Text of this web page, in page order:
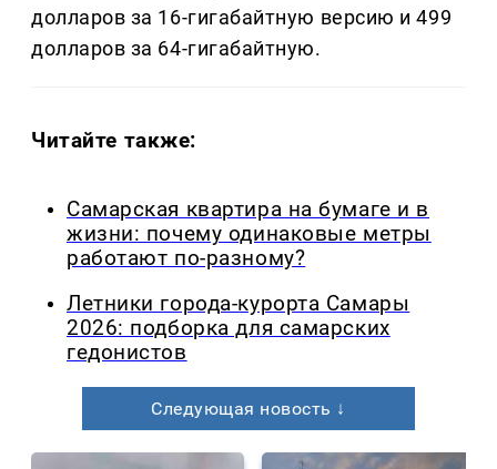
долларов за 16-гигабайтную версию и 499
долларов за 64-гигабайтную.
Читайте также:
Самарская квартира на бумаге и в
жизни: почему одинаковые метры
работают по-разному?
Летники города-курорта Самары
2026: подборка для самарских
гедонистов
Следующая новость ↓